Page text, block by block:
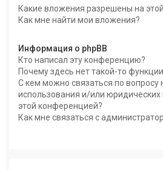
Какие вложения разрешены на
Как мне найти мои вложения?
Информация о phpBB
Кто написал эту конференцию?
Почему здесь нет такой-то
С кем можно связаться по вопросу
использования и/или юридических
этой конференцией?
Как мне связаться с